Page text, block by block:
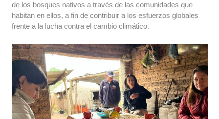
de los bosques nativos a través de las comunidades que
habitan en ellos, a fin de contribuir a los esfuerzos globales
frente a la lucha contra el cambio climático.